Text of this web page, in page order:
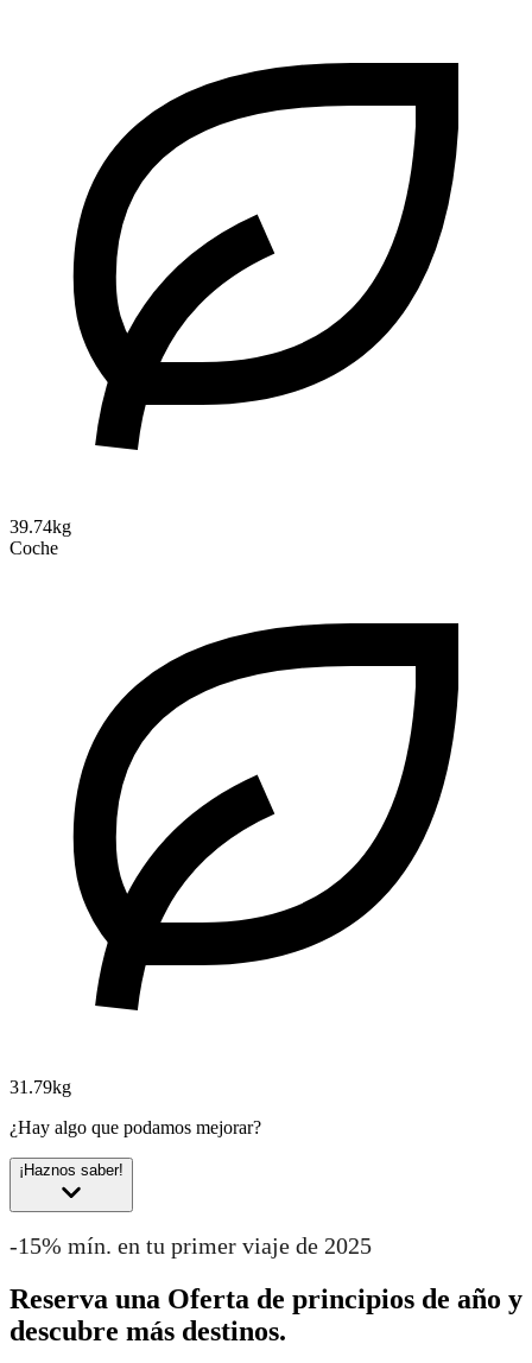
39.74kg
Coche
31.79kg
¿Hay algo que podamos mejorar?
¡Haznos saber!
-15% mín. en tu primer viaje de 2025
Reserva una Oferta de principios de año y
descubre más destinos.